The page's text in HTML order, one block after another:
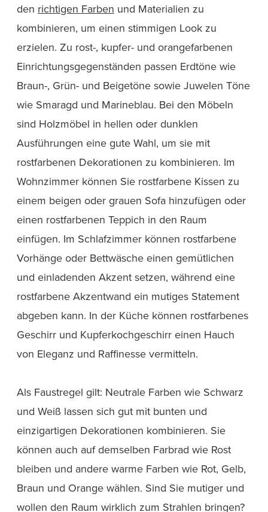
den richtigen Farben und Materialien zu
kombinieren, um einen stimmigen Look zu
erzielen. Zu rost-, kupfer- und orangefarbenen
Einrichtungsgegenständen passen Erdtöne wie
Braun-, Grün- und Beigetöne sowie Juwelen Töne
wie Smaragd und Marineblau. Bei den Möbeln
sind Holzmöbel in hellen oder dunklen
Ausführungen eine gute Wahl, um sie mit
rostfarbenen Dekorationen zu kombinieren. Im
Wohnzimmer können Sie rostfarbene Kissen zu
einem beigen oder grauen Sofa hinzufügen oder
einen rostfarbenen Teppich in den Raum
einfügen. Im Schlafzimmer können rostfarbene
Vorhänge oder Bettwäsche einen gemütlichen
und einladenden Akzent setzen, während eine
rostfarbene Akzentwand ein mutiges Statement
abgeben kann. In der Küche können rostfarbenes
Geschirr und Kupferkochgeschirr einen Hauch
von Eleganz und Raffinesse vermitteln.
Als Faustregel gilt: Neutrale Farben wie Schwarz
und Weiß lassen sich gut mit bunten und
einzigartigen Dekorationen kombinieren. Sie
können auch auf demselben Farbrad wie Rost
bleiben und andere warme Farben wie Rot, Gelb,
Braun und Orange wählen. Sind Sie mutiger und
wollen den Raum wirklich zum Strahlen bringen?